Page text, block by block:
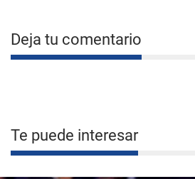
Deja tu comentario
Te puede interesar